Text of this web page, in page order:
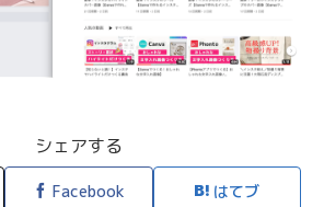
シェアする
Facebook はてブ